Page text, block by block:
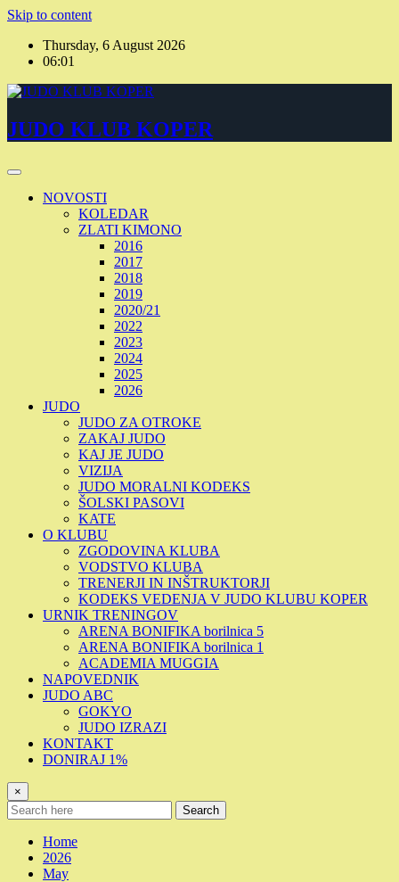
Skip to content
Thursday, 6 August 2026
06:01
JUDO KLUB KOPER
NOVOSTI
KOLEDAR
ZLATI KIMONO
2016
2017
2018
2019
2020/21
2022
2023
2024
2025
2026
JUDO
JUDO ZA OTROKE
ZAKAJ JUDO
KAJ JE JUDO
VIZIJA
JUDO MORALNI KODEKS
ŠOLSKI PASOVI
KATE
O KLUBU
ZGODOVINA KLUBA
VODSTVO KLUBA
TRENERJI IN INŠTRUKTORJI
KODEKS VEDENJA V JUDO KLUBU KOPER
URNIK TRENINGOV
ARENA BONIFIKA borilnica 5
ARENA BONIFIKA borilnica 1
ACADEMIA MUGGIA
NAPOVEDNIK
JUDO ABC
GOKYO
JUDO IZRAZI
KONTAKT
DONIRAJ 1%
×
Search
Home
2026
May